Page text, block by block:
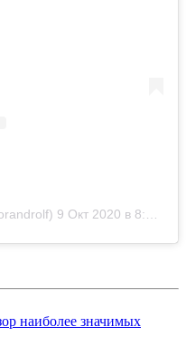
9 Окт 2020 в 8:16 PDT